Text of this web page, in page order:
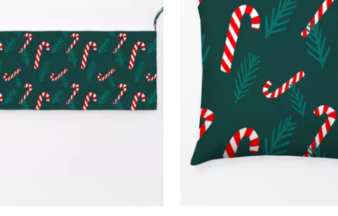
ZURÜCKSETZEN ANWENDEN
ZURÜCKSETZEN ANWENDEN
ZURÜCKSETZEN ANWENDEN
ZURÜCKSETZEN